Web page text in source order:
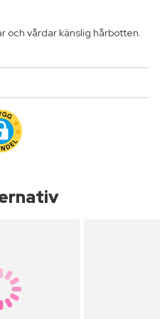
och vårdar känslig hårbotten.